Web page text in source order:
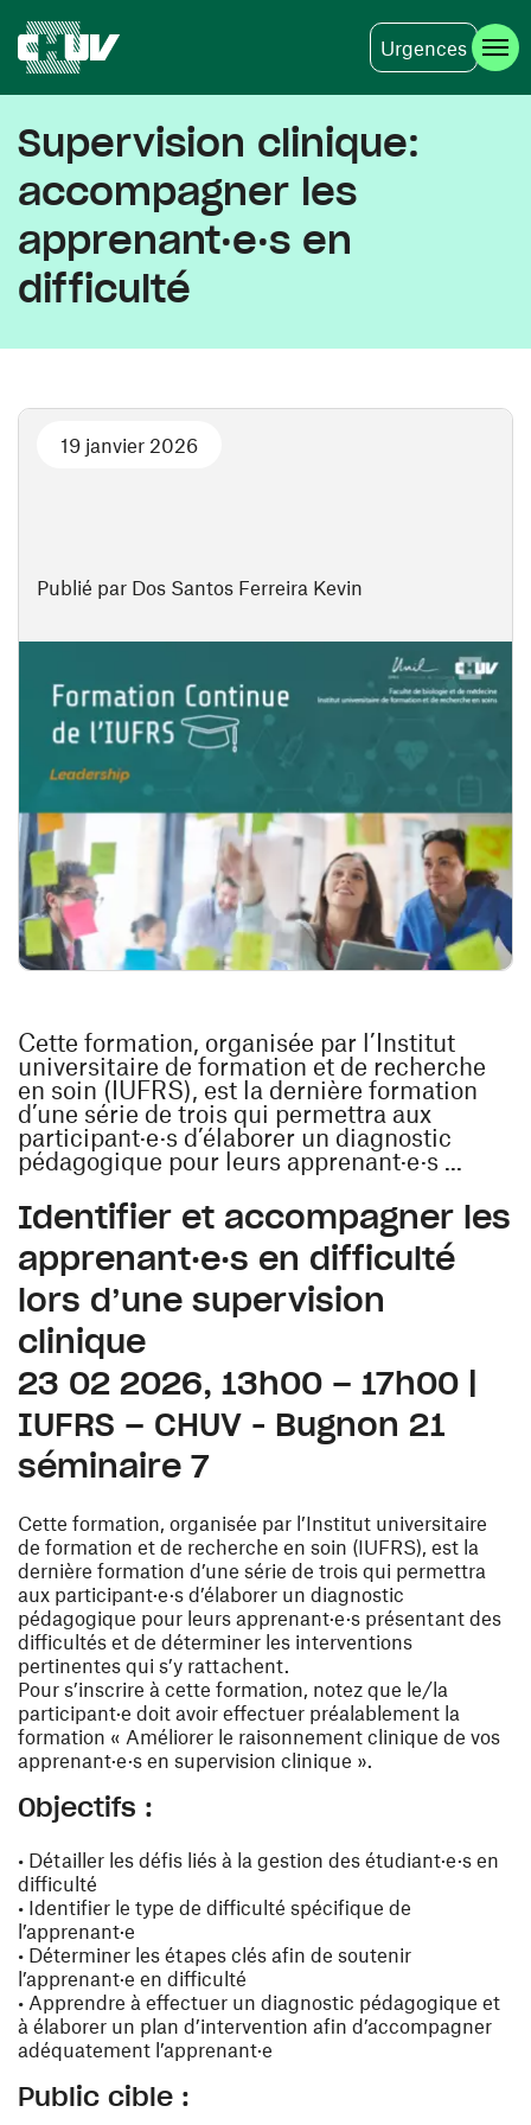
Urgences
Supervision clinique:
accompagner les
apprenant·e·s en
difficulté
Publié par Dos Santos Ferreira Kevin
19 janvier 2026
Cette formation, organisée par l’Institut
universitaire de formation et de recherche
en soin (IUFRS), est la dernière formation
d’une série de trois qui permettra aux
participant·e·s d’élaborer un diagnostic
pédagogique pour leurs apprenant·e·s ...
Identifier et accompagner les
apprenant·e·s en difficulté
lors d’une supervision
clinique
23 02 2026, 13h00 – 17h00 |
IUFRS – CHUV - Bugnon 21
séminaire 7
Cette formation, organisée par l’Institut universitaire
de formation et de recherche en soin (IUFRS), est la
dernière formation d’une série de trois qui permettra
aux participant·e·s d’élaborer un diagnostic
pédagogique pour leurs apprenant·e·s présentant des
difficultés et de déterminer les interventions
pertinentes qui s’y rattachent.
Pour s’inscrire à cette formation, notez que le/la
participant·e doit avoir effectuer préalablement la
formation « Améliorer le raisonnement clinique de vos
apprenant·e·s en supervision clinique ».
Objectifs :
• Détailler les défis liés à la gestion des étudiant·e·s en
difficulté
• Identifier le type de difficulté spécifique de
l’apprenant·e
• Déterminer les étapes clés afin de soutenir
l’apprenant·e en difficulté
• Apprendre à effectuer un diagnostic pédagogique et
à élaborer un plan d’intervention afin d’accompagner
adéquatement l’apprenant·e
Public cible :